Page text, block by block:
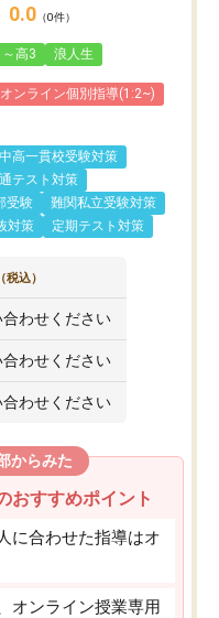
0.0 （0件）
高3 浪人生
オンライン個別指導(1:2~)
高一貫校受験対策
テスト対策
受験
難関私立受験対策
対策
定期テスト対策
（税込）
わせください
わせください
わせください
からみた
おすすめポイント
に合わせた指導はオ
オンライン授業専用